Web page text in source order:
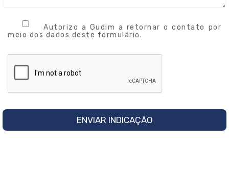
Autorizo a Gudim a retornar o contato por
meio dos dados deste formulário.